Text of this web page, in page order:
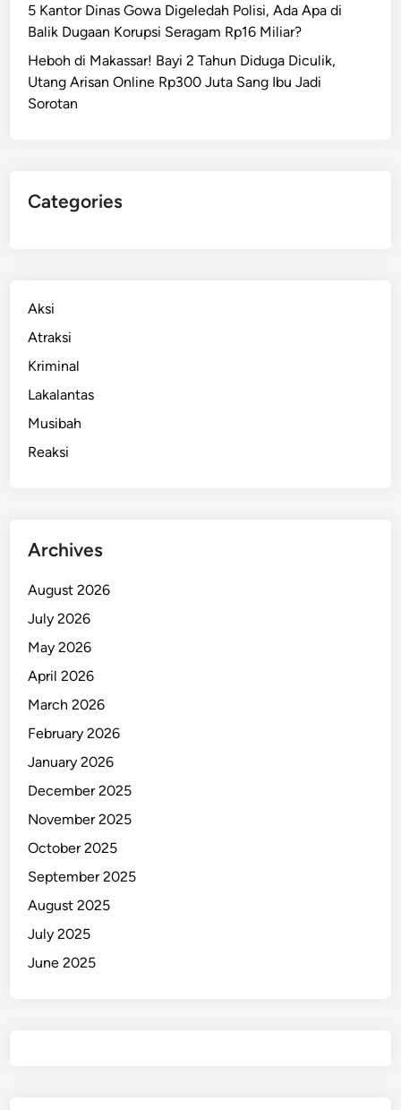
5 Kantor Dinas Gowa Digeledah Polisi, Ada Apa di
Balik Dugaan Korupsi Seragam Rp16 Miliar?
Heboh di Makassar! Bayi 2 Tahun Diduga Diculik,
Utang Arisan Online Rp300 Juta Sang Ibu Jadi
Sorotan
Categories
Aksi
Atraksi
Kriminal
Lakalantas
Musibah
Reaksi
Archives
August 2026
July 2026
May 2026
April 2026
March 2026
February 2026
January 2026
December 2025
November 2025
October 2025
September 2025
August 2025
July 2025
June 2025